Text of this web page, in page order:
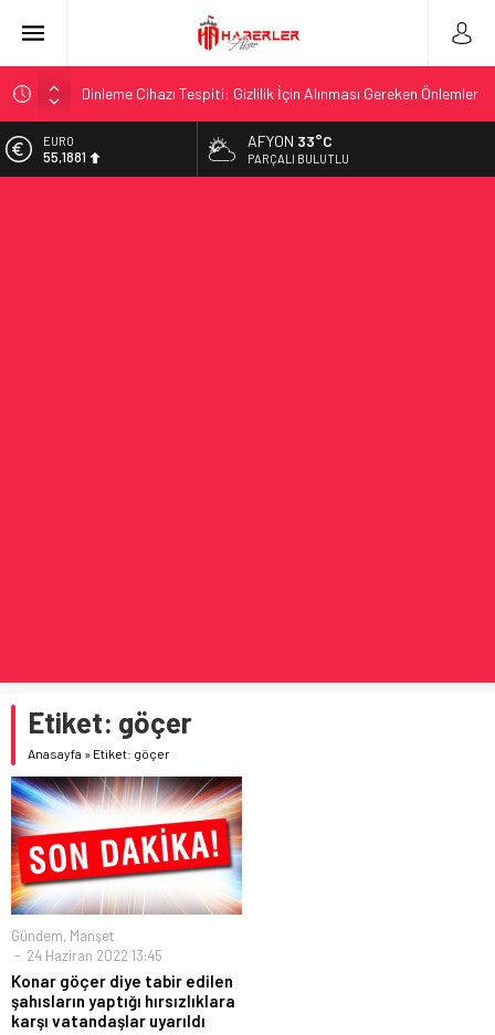
Dinleme Cihazı Tespiti: Gizlilik İçin Alınması Gereken Önlemler
Girne’de Kiralık Ev Fırsatları ile Yeni Bir Hayat Başlatın
Maximize Your Fitness Journey with a TDEE Calculator
EURO
55,1881
AFYON 33°C
PARÇALI BULUTLU
Etiket: göçer
Anasayfa » Etiket: göçer
Gündem, Manşet
24 Haziran 2022 13:45
Konar göçer diye tabir edilen
şahısların yaptığı hırsızlıklara
karşı vatandaşlar uyarıldı